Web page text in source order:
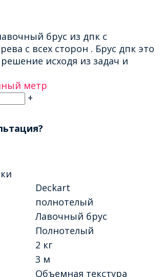
брус из дпк с
с всех сторон . Брус дпк это
исходя из задач и
метр
+
Deckart
полнотелый
Лавочный брус
Полнотелый
2 кг
3 м
Объемная текстура